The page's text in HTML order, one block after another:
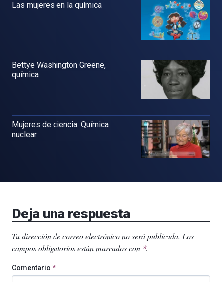
Las mujeres en la química
Bettye Washington Greene,
química
Mujeres de ciencia: Química
nuclear
Deja una respuesta
Tu dirección de correo electrónico no será publicada. Los
campos obligatorios están marcados con *.
Comentario *